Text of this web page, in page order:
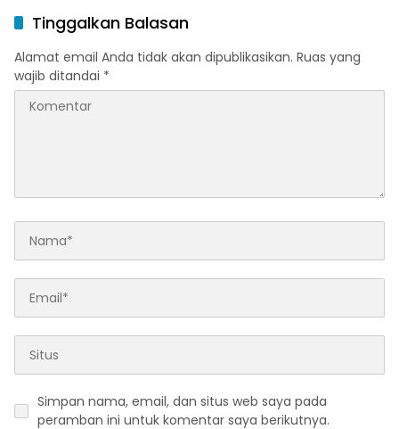
Tinggalkan Balasan
Alamat email Anda tidak akan dipublikasikan. Ruas yang
wajib ditandai *
Simpan nama, email, dan situs web saya pada
peramban ini untuk komentar saya berikutnya.